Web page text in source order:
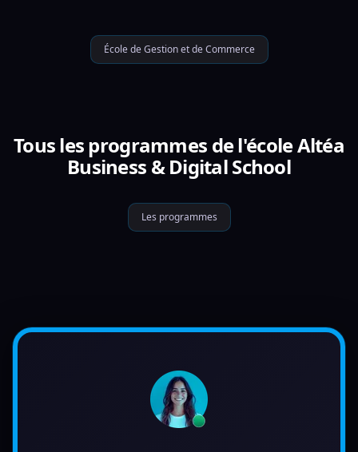
École de Gestion et de Commerce
Tous les programmes de l'école Altéa
Business & Digital School
Les programmes